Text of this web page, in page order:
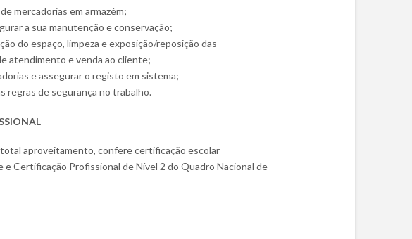
mercadorias em armazém;
a sua manutenção e conservação;
do espaço, limpeza e exposição/reposição das
atendimento e venda ao cliente;
e assegurar o registo em sistema;
regras de segurança no trabalho.
aproveitamento, confere certificação escolar
e Certificação Profissional de Nível 2 do Quadro Nacional de